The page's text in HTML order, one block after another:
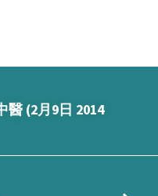
醫 (2月9日 2014